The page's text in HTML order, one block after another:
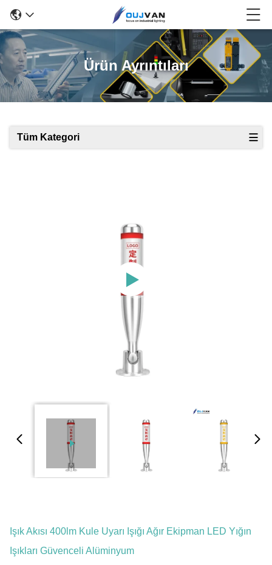
Ürün Ayrıntıları
Tüm Kategori
Işık Akısı 400lm Kule Uyarı Işığı Ağır Ekipman LED Yığın
Işıkları Güvenceli Alüminyum